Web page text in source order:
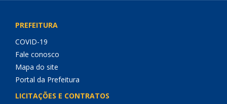
PREFEITURA
COVID-19
Fale conosco
Mapa do site
Portal da Prefeitura
LICITAÇÕES E CONTRATOS